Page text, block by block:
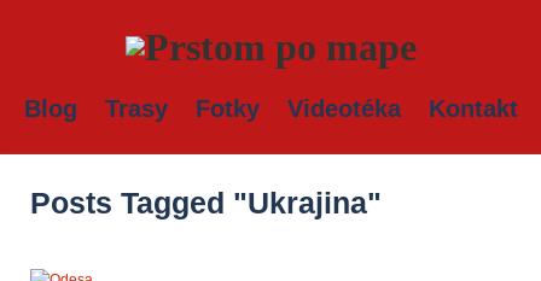
Blog Trasy Fotky Videotéka Kontakt
Posts Tagged "Ukrajina"